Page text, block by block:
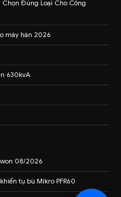
Chọn Đúng Loại Cho Công
máy hàn 2026
630kvA
08/2026
tụ bù Mikro PFR60